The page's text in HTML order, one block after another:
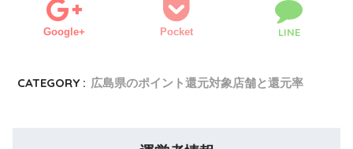
Google+ Pocket LINE
CATEGORY : 広島県のポイント還元対象店舗と還元率